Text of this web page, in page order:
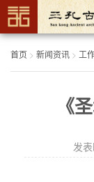
首页 > 新闻资讯 > 工
《
发